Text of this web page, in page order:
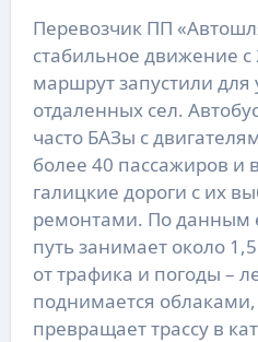
Перевозчик ПП
стабильное движение с
маршрут запустили для
отдаленных сел.
часто БАЗы с
более 40 пассажиров
галицкие дороги с их
ремонтами. По данным
путь занимает около
от трафика и погоды –
поднимается
превращает трассу в